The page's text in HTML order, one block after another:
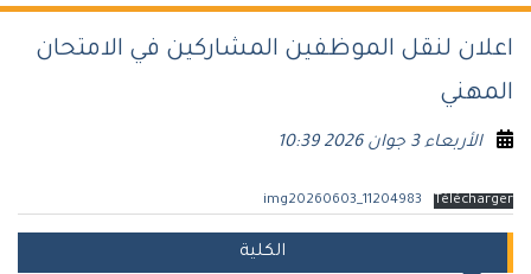
اعلان لنقل الموظفين المشاركين في الامتحان
المهني
الأربعاء 3 جوان 2026 10:39
img20260603_11204983 Télécharger
الكلية